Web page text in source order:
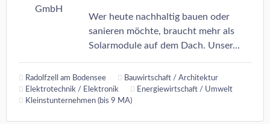
Wer heute nachhaltig bauen oder
sanieren möchte, braucht mehr als
Solarmodule auf dem Dach. Unser...
Radolfzell am Bodensee
Bauwirtschaft / Architektur
Elektrotechnik / Elektronik
Energiewirtschaft / Umwelt
Kleinstunternehmen (bis 9 MA)